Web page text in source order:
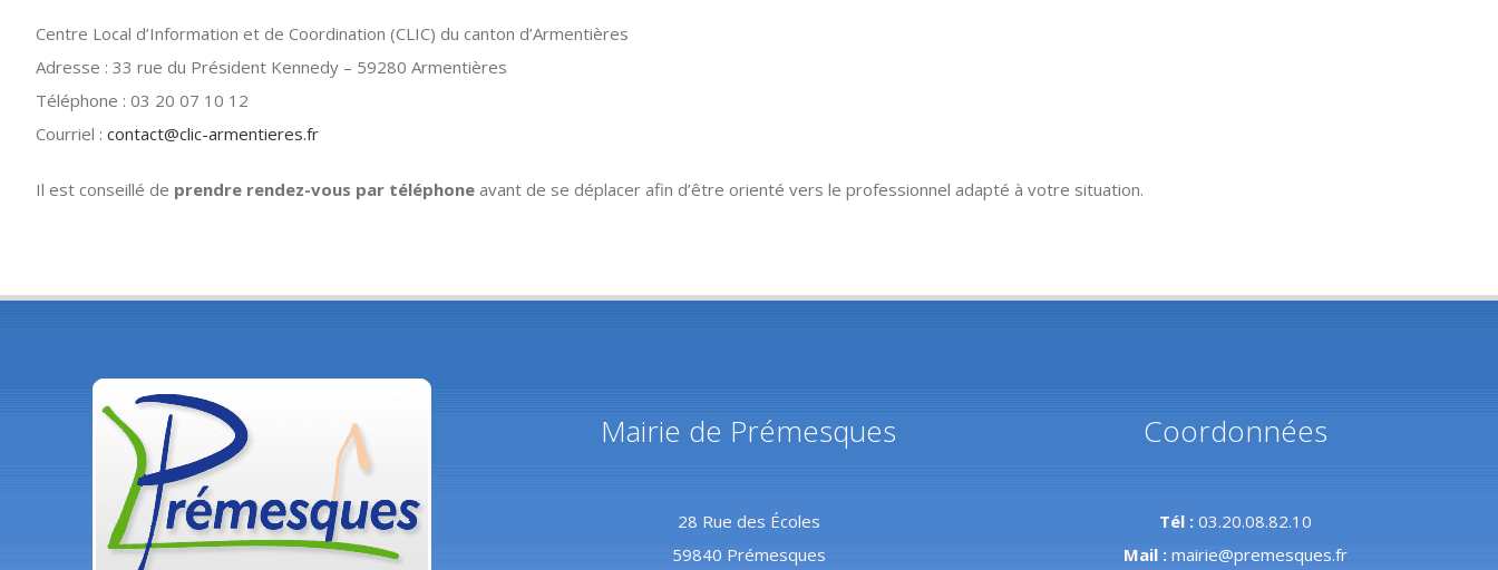
Centre Local d’Information et de Coordination (CLIC) du canton d’Armentières
Adresse : 33 rue du Président Kennedy – 59280 Armentières
Téléphone : 03 20 07 10 12
Courriel : contact@clic-armentieres.fr
Il est conseillé de prendre rendez-vous par téléphone avant de se déplacer afin d’être orienté vers le professionnel adapté à votre situation.
Mairie de Prémesques
28 Rue des Écoles
59840 Prémesques
Coordonnées
Tél : 03.20.08.82.10
Mail : mairie@premesques.fr